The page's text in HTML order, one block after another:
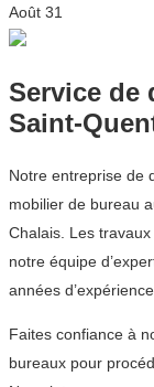
Août 31
Service de
Saint-
Notre entreprise de
mobilier de bureau
Chalais. Les
notre équipe
années
Faites confiance à
bureaux pour